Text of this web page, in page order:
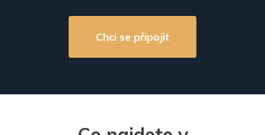
Chci se připojit